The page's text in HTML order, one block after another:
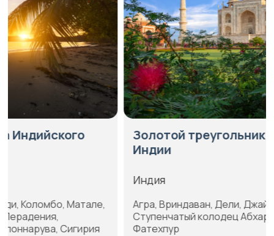
Золотой треугольник
Агра, Вриндаван, Дели, Джайпур,
Ступенчатый колодец Абхарени,
Фатехпур
Джаг-
Удайпур,